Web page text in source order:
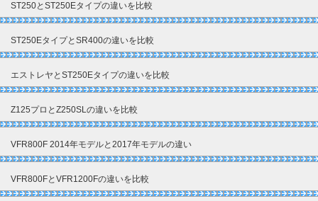
ST250とST250Eタイプの違いを比較
ST250EタイプとSR400の違いを比較
エストレヤとST250Eタイプの違いを比較
Z125プロとZ250SLの違いを比較
VFR800F 2014年モデルと2017年モデルの違い
VFR800FとVFR1200Fの違いを比較